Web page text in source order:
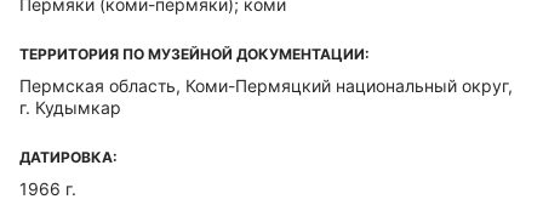
Пермяки (коми-пермяки); коми
ТЕРРИТОРИЯ ПО МУЗЕЙНОЙ ДОКУМЕНТАЦИИ:
Пермская область, Коми-Пермяцкий национальный округ,
г. Кудымкар
ДАТИРОВКА:
1966 г.